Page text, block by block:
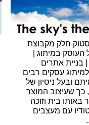
סטוק חלק מקבוצת
העוסק במיתוג |
| בניית אתרים
עסקים רבים
ובעל ניסיון של
כך שעיצוב המוצר
בית וזוכה
עם מעצבים